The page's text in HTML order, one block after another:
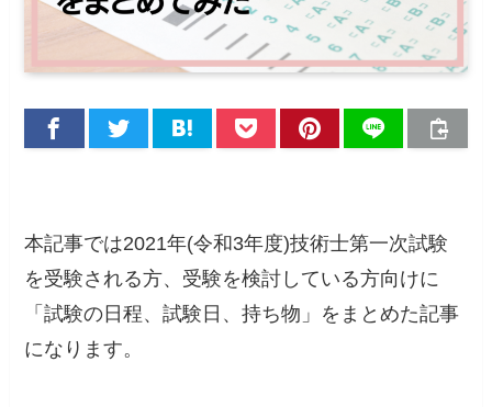
本記事では2021年(令和3年度)技術士第一次試験
を受験される方、受験を検討している方向けに
「試験の日程、試験日、持ち物」 をまとめた記事
になります。